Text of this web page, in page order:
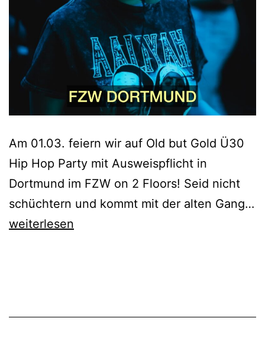
Am 01.03. feiern wir auf Old but Gold Ü30
Hip Hop Party mit Ausweispflicht in
Dortmund im FZW on 2 Floors! Seid nicht
schüchtern und kommt mit der alten Gang…
Old
weiterlesen